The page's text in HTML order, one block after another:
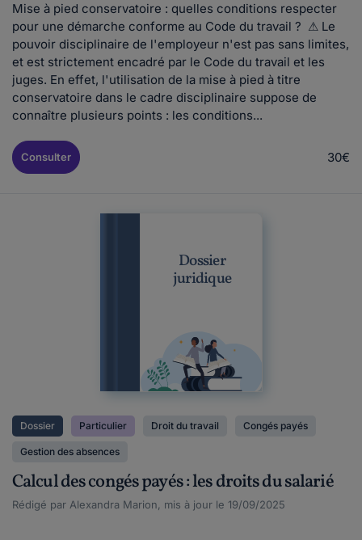
Mise à pied conservatoire : quelles conditions respecter
pour une démarche conforme au Code du travail ? ⚠ Le
pouvoir disciplinaire de l'employeur n'est pas sans limites,
et est strictement encadré par le Code du travail et les
juges. En effet, l'utilisation de la mise à pied à titre
conservatoire dans le cadre disciplinaire suppose de
connaître plusieurs points : les conditions...
Consulter 30€
Dossier
juridique
Dossier Particulier Droit du travail Congés payés
Gestion des absences
Calcul des congés payés : les droits du salarié
Rédigé par Alexandra Marion, mis à jour le 19/09/2025